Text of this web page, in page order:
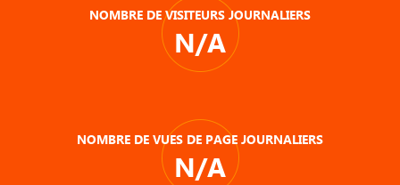
NOMBRE DE VISITEURS JOURNALIERS
N/A
NOMBRE DE VUES DE PAGE JOURNALIERS
N/A